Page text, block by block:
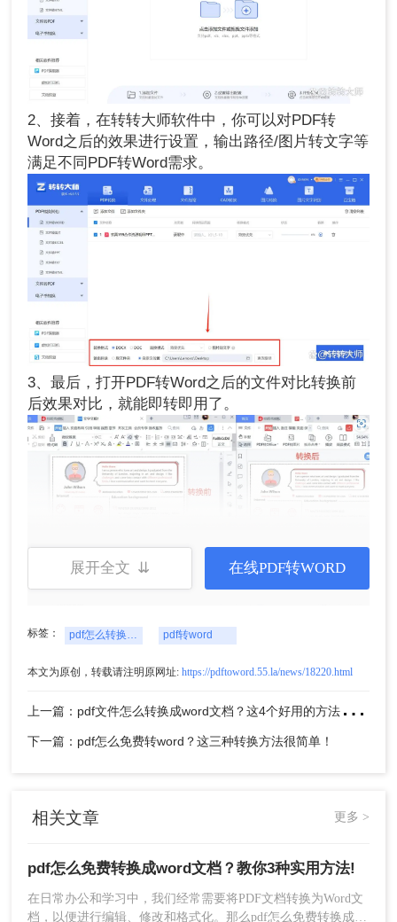
2、接着，在转转大师软件中，你可以对PDF转
Word之后的效果进行设置，输出路径/图片转文字等
满足不同PDF转Word需求。
3、最后，打开PDF转Word之后的文件对比转换前
后效果对比，就能即转即用了。
等，提供了便捷的PDF到Word转换服务，无需安装
任何软件，只需上传PDF文件并等待转换完成即
1、打开在线pdf转word网址：
展开全文 ⇊ 在线PDF转WORD
标签： pdf怎么转换成word pdf转word
本文为原创，转载请注明原网址: https://pdftoword.55.la/news/18220.html
上
一篇：pdf文件怎么转换成word文档？这4个好用的方法千万别错过！
下一篇：pdf怎么免费转word？这三种转换方法很简单！
相关文章 更多 >
pdf怎么免费转换成word文档？教你3种实用方法!
在日常办公和学习中，我们经常需要将PDF文档转换为Word文
档，以便进行编辑、修改和格式化。那么pdf怎么免费转换成